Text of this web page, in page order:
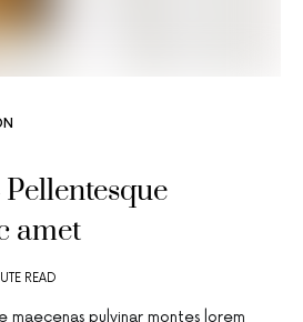
Pellentesque
amet
READ
maecenas pulvinar montes lorem